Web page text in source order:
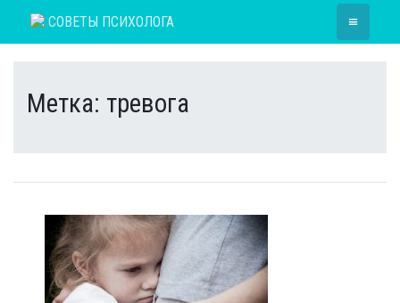
СОВЕТЫ ПСИХОЛОГА ≡
Метка: тревога